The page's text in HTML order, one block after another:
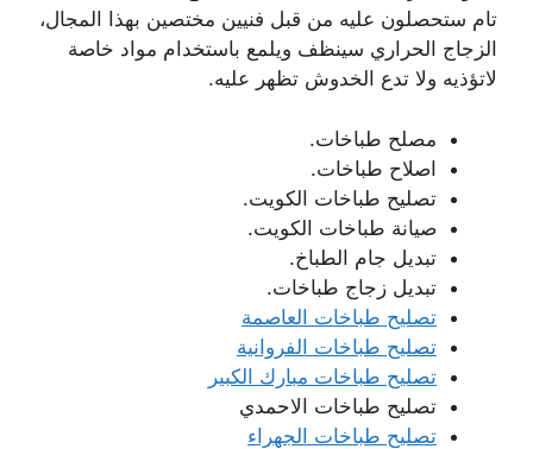
تام ستحصلون عليه من قبل فنيين مختصين بهذا المجال،
الزجاج الحراري سينظف ويلمع باستخدام مواد خاصة
لاتؤذيه ولا تدع الخدوش تظهر عليه.
مصلح طباخات.
اصلاح طباخات.
تصليح طباخات الكويت.
صيانة طباخات الكويت.
تبديل جام الطباخ.
تبديل زجاج طباخات.
تصليح طباخات العاصمة
تصليح طباخات الفروانية
تصليح طباخات مبارك الكبير
تصليح طباخات الاحمدي
تصليح طباخات الجهراء